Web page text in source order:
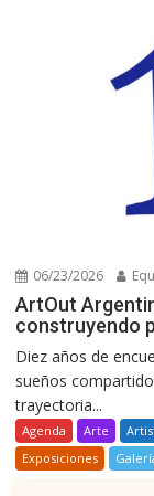
06/23/2026
ArtOut
construyendo
Diez años de
sueños
trayectoria...
Agenda Arte
Exposiciones